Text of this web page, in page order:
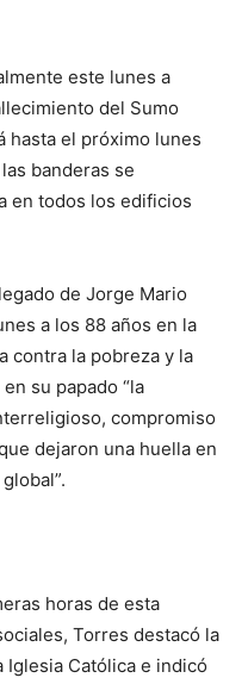
este lunes a
del Sumo
hasta el próximo lunes
banderas se
en todos los edificios
de Jorge Mario
a los 88 años en la
contra la pobreza y la
su papado “la
compromiso
dejaron una huella en
horas de esta
Torres destacó la
Iglesia Católica e indicó